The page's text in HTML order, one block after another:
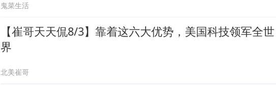
鬼菜生活
【崔哥天天侃8/3】靠着这六大优势，美国科技领军全世
界
北美崔哥